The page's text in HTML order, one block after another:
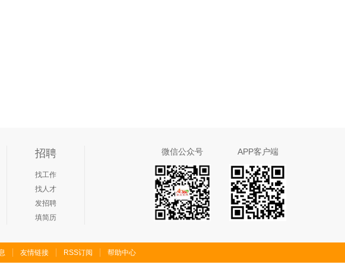
招聘
找工作
找人才
发招聘
填简历
微信公众号 APP客户端
友情链接 RSS订阅 帮助中心